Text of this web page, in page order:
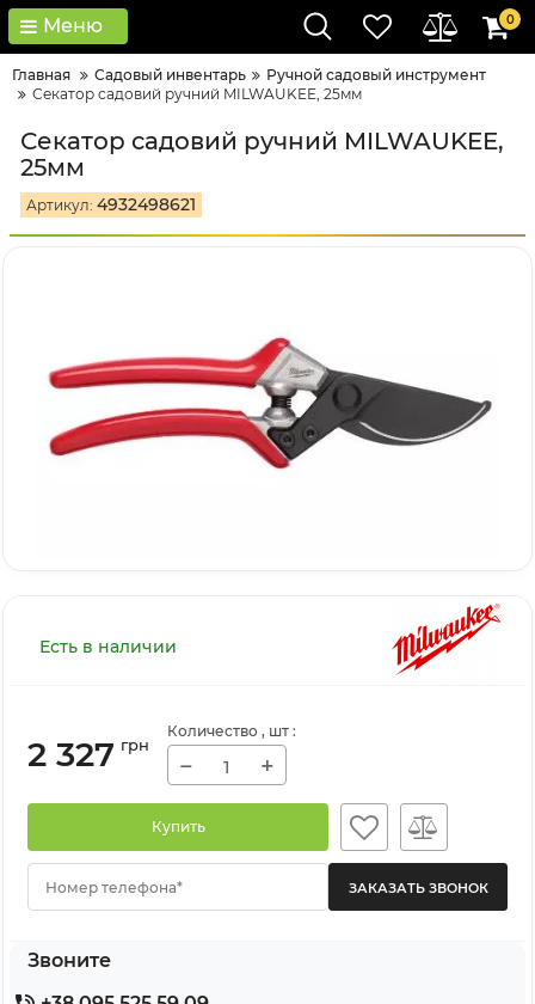
Меню 0
Главная Садовый инвентарь
Ручной садовый инструмент
Секатор садовий ручний MILWAUKEE, 25мм
Секатор садовий ручний MILWAUKEE,
25мм
Артикул: 4932498621
Есть в наличии
2 327 грн
Количество , шт :
− +
Купить
Номер телефона*
Звоните